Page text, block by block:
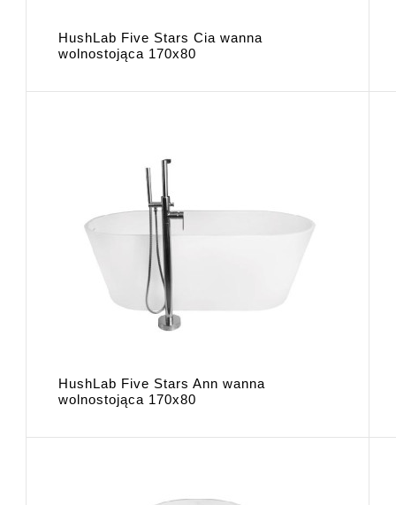
HushLab Five Stars Cia wanna
wolnostojąca 170x80
HushLab Five Stars Ann wanna
wolnostojąca 170x80